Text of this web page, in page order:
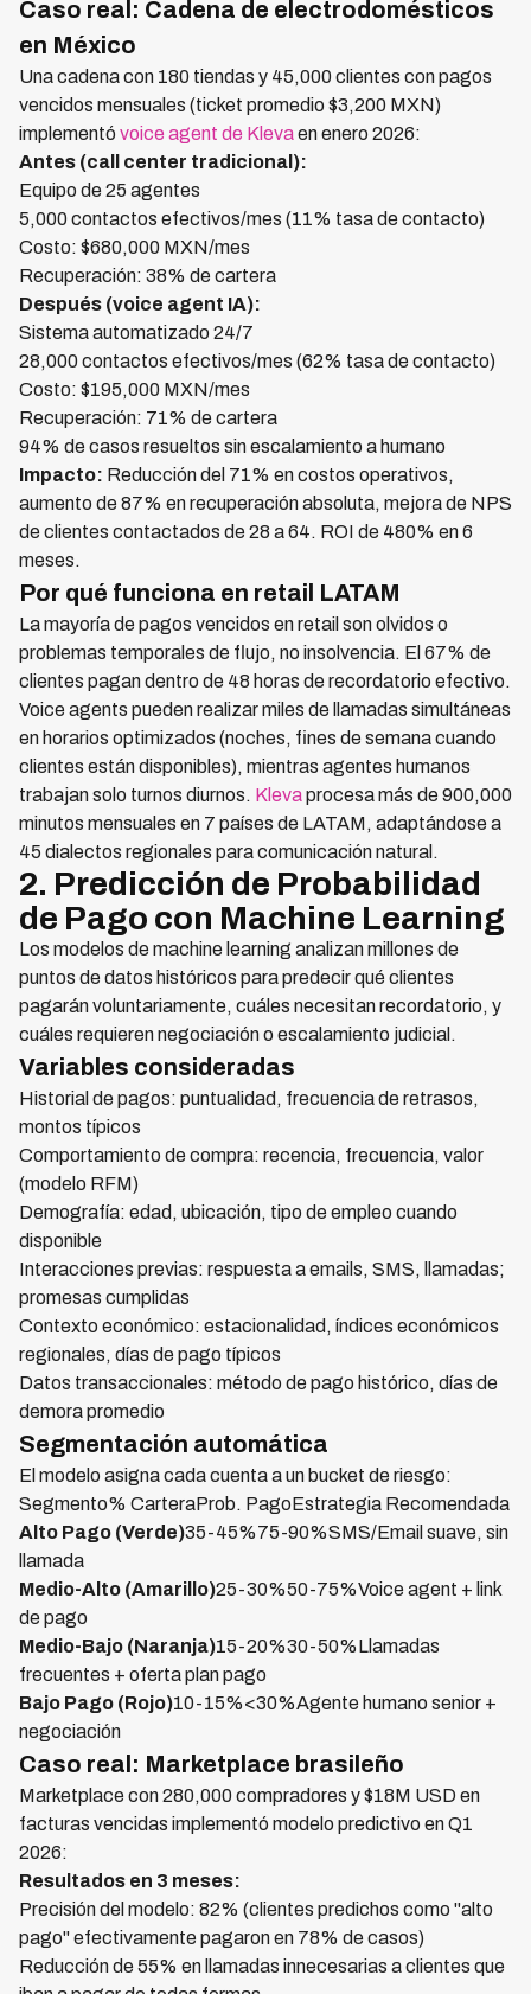
Caso real: Cadena de electrodomésticos
en México
Una cadena con 180 tiendas y 45,000 clientes con pagos
vencidos mensuales (ticket promedio $3,200 MXN)
implementó voice agent de Klevaen enero 2026:
Antes (call center tradicional):
Equipo de 25 agentes
5,000 contactos efectivos/mes (11% tasa de contacto)
Costo: $680,000 MXN/mes
Recuperación: 38% de cartera
Después (voice agent IA):
Sistema automatizado 24/7
28,000 contactos efectivos/mes (62% tasa de contacto)
Costo: $195,000 MXN/mes
Recuperación: 71% de cartera
94% de casos resueltos sin escalamiento a humano
Impacto: Reducción del 71% en costos operativos,
aumento de 87% en recuperación absoluta, mejora de NPS
de clientes contactados de 28 a 64. ROI de 480% en 6
meses.
Por qué funciona en retail LATAM
La mayoría de pagos vencidos en retail son olvidos o
problemas temporales de flujo, no insolvencia. El 67% de
clientes pagan dentro de 48 horas de recordatorio efectivo.
Voice agents pueden realizar miles de llamadas simultáneas
en horarios optimizados (noches, fines de semana cuando
clientes están disponibles), mientras agentes humanos
trabajan solo turnos diurnos. Klevaprocesa más de 900,000
minutos mensuales en 7 países de LATAM, adaptándose a
45 dialectos regionales para comunicación natural.
2. Predicción de Probabilidad
de Pago con Machine Learning
Los modelos de machine learning analizan millones de
puntos de datos históricos para predecir qué clientes
pagarán voluntariamente, cuáles necesitan recordatorio, y
cuáles requieren negociación o escalamiento judicial.
Variables consideradas
Historial de pagos: puntualidad, frecuencia de retrasos,
montos típicos
Comportamiento de compra: recencia, frecuencia, valor
(modelo RFM)
Demografía: edad, ubicación, tipo de empleo cuando
disponible
Interacciones previas: respuesta a emails, SMS, llamadas;
promesas cumplidas
Contexto económico: estacionalidad, índices económicos
regionales, días de pago típicos
Datos transaccionales: método de pago histórico, días de
demora promedio
Segmentación automática
El modelo asigna cada cuenta a un bucket de riesgo:
Segmento% CarteraProb. PagoEstrategia Recomendada
Alto Pago (Verde)35-45%75-90%SMS/Email suave, sin
llamada
Medio-Alto (Amarillo)25-30%50-75%Voice agent + link
de pago
Medio-Bajo (Naranja)15-20%30-50%Llamadas
frecuentes + oferta plan pago
Bajo Pago (Rojo)10-15%<30%Agente humano senior +
negociación
Caso real: Marketplace brasileño
Marketplace con 280,000 compradores y $18M USD en
facturas vencidas implementó modelo predictivo en Q1
2026:
Resultados en 3 meses:
Precisión del modelo: 82% (clientes predichos como "alto
pago" efectivamente pagaron en 78% de casos)
Reducción de 55% en llamadas innecesarias a clientes que